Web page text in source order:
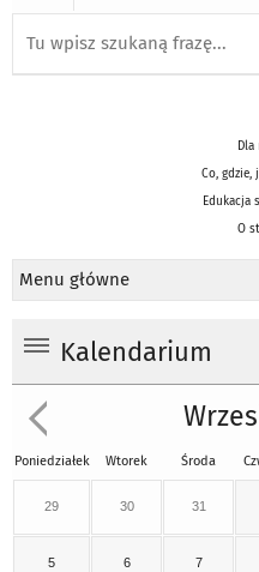
Co, gdzie,
Edukacja
O
Menu główne
Kalendarium
Poniedziałek Wtorek Środa
29 30 31
5 6 7